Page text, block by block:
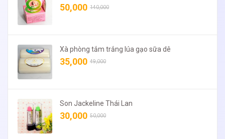
50,000 140,000
Xà phòng tắm trắng lúa gạo sữa dê
35,000 49,000
Son Jackeline Thái Lan
30,000 50,000